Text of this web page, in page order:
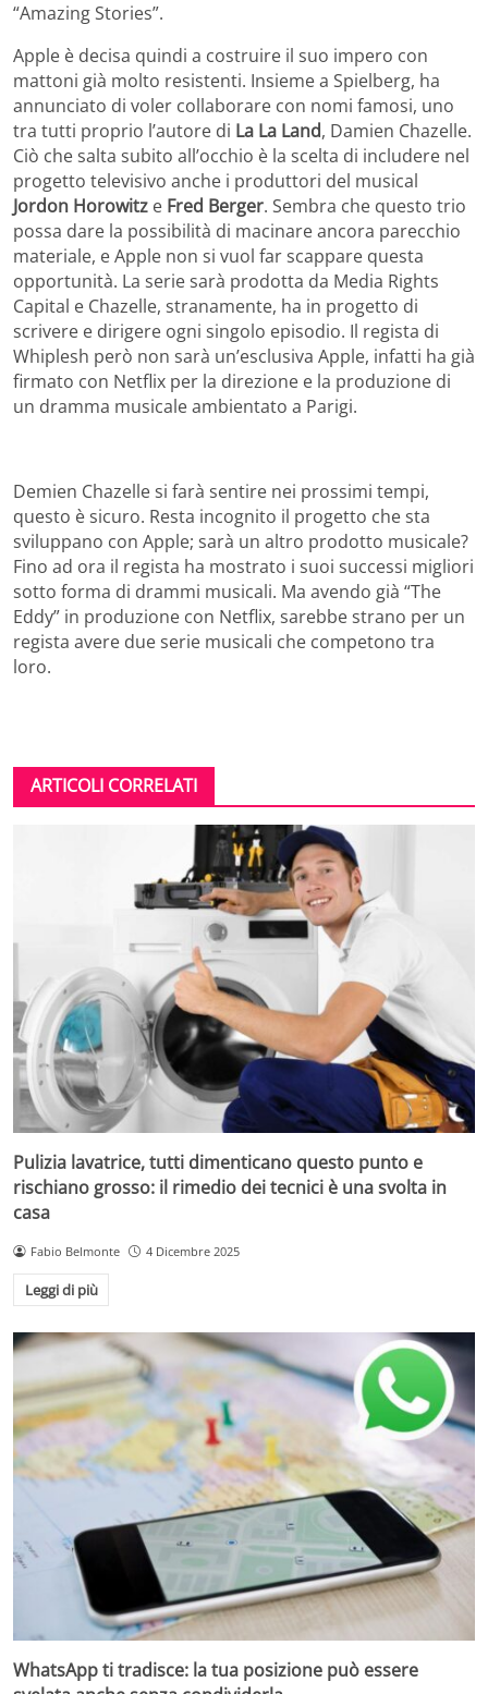
“Amazing Stories”.
Apple è decisa quindi a costruire il suo impero con
mattoni già molto resistenti. Insieme a Spielberg, ha
annunciato di voler collaborare con nomi famosi, uno
tra tutti proprio l’autore di La La Land, Damien Chazelle.
Ciò che salta subito all’occhio è la scelta di includere nel
progetto televisivo anche i produttori del musical
Jordon Horowitz e Fred Berger. Sembra che questo trio
possa dare la possibilità di macinare ancora parecchio
materiale, e Apple non si vuol far scappare questa
opportunità. La serie sarà prodotta da Media Rights
Capital e Chazelle, stranamente, ha in progetto di
scrivere e dirigere ogni singolo episodio. Il regista di
Whiplesh però non sarà un’esclusiva Apple, infatti ha già
firmato con Netflix per la direzione e la produzione di
un dramma musicale ambientato a Parigi.
Demien Chazelle si farà sentire nei prossimi tempi,
questo è sicuro. Resta incognito il progetto che sta
sviluppano con Apple; sarà un altro prodotto musicale?
Fino ad ora il regista ha mostrato i suoi successi migliori
sotto forma di drammi musicali. Ma avendo già “The
Eddy” in produzione con Netflix, sarebbe strano per un
regista avere due serie musicali che competono tra
loro.
ARTICOLI CORRELATI
Pulizia lavatrice, tutti dimenticano questo punto e
rischiano grosso: il rimedio dei tecnici è una svolta in
casa
Fabio Belmonte 4 Dicembre 2025
Leggi di più
WhatsApp ti tradisce: la tua posizione può essere